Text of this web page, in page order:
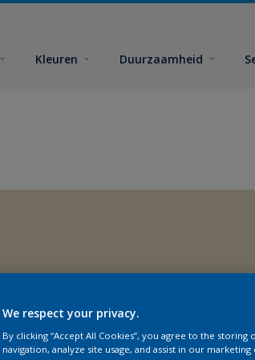
Kleuren Duurzaamheid
We respect your privacy.
By clicking “Accept All Cookies”, you agree to the
navigation, analyze site usage, and assist in our marketing